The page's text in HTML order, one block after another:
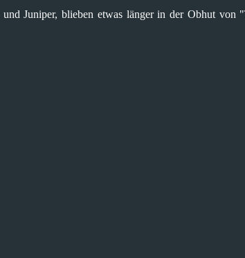
Juniper, blieben etwas länger in der Obhut